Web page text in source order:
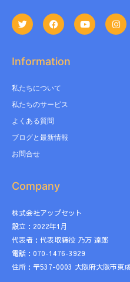
Information
私たちについて
私たちのサービス
よくある質問
ブログと最新情報
お問合せ
Company
株式会社アップセット
設立：2022年1月
代表者：代表取締役 乃万 達郎
電話：070-1476-3929
住所：〒537-0003 大阪府大阪市東